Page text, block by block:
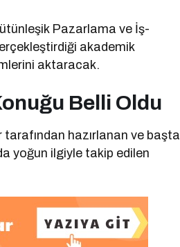
Pazarlama ve İş-
akademik
aktaracak.
Belli Oldu
hazırlanan ve başta
yoğun ilgiyle takip edilen